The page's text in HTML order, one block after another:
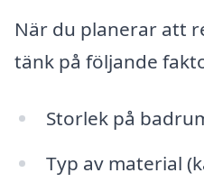
När du planerar att
tänk på följande
Storlek på
Typ av material